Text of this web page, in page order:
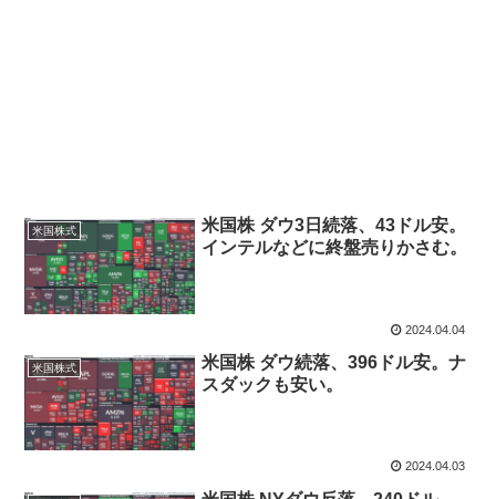
米国株式
米国株 ダウ3日続落、43ドル安。
インテルなどに終盤売りかさむ。
2024.04.04
米国株式
米国株 ダウ続落、396ドル安。ナ
スダックも安い。
2024.04.03